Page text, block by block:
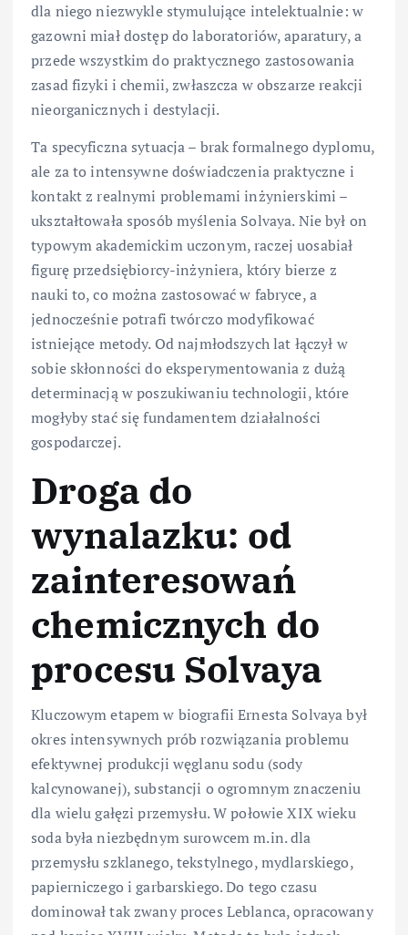
dla niego niezwykle stymulujące intelektualnie: w
gazowni miał dostęp do laboratoriów, aparatury, a
przede wszystkim do praktycznego zastosowania
zasad fizyki i chemii, zwłaszcza w obszarze reakcji
nieorganicznych i destylacji.
Ta specyficzna sytuacja – brak formalnego dyplomu,
ale za to intensywne doświadczenia praktyczne i
kontakt z realnymi problemami inżynierskimi –
ukształtowała sposób myślenia Solvaya. Nie był on
typowym akademickim uczonym, raczej uosabiał
figurę przedsiębiorcy-inżyniera, który bierze z
nauki to, co można zastosować w fabryce, a
jednocześnie potrafi twórczo modyfikować
istniejące metody. Od najmłodszych lat łączył w
sobie skłonności do eksperymentowania z dużą
determinacją w poszukiwaniu technologii, które
mogłyby stać się fundamentem działalności
gospodarczej.
Droga do
wynalazku: od
zainteresowań
chemicznych do
procesu Solvaya
Kluczowym etapem w biografii Ernesta Solvaya był
okres intensywnych prób rozwiązania problemu
efektywnej produkcji węglanu sodu (sody
kalcynowanej), substancji o ogromnym znaczeniu
dla wielu gałęzi przemysłu. W połowie XIX wieku
soda była niezbędnym surowcem m.in. dla
przemysłu szklanego, tekstylnego, mydlarskiego,
papierniczego i garbarskiego. Do tego czasu
dominował tak zwany proces Leblanca, opracowany